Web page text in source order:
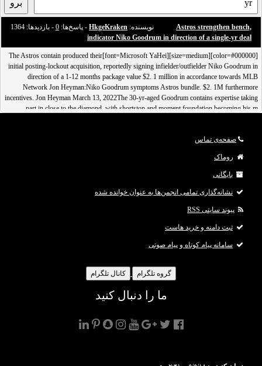
نویسنده: HkgeKraken - پاسخ‌ها: 0 - بازدید‌ها: 1364
Astros strengthen bench,
indicator Niko Goodrum in direction of a single-yr deal
[color=#000000][size=medium][font=Microsoft YaHei]The Astros contain produced their
initial posting-lockout acquisition, reportedly signing infielder/outfielder Niko Goodrum in
direction of a 1-12 months package value $2. 1 million in accordance towards MLB
Network Jon Heyman:Niko Goodrum symptoms Astros bundle. $2. 1M furthermore
incentives. Jon Heyman March 13, 2022The 30-yr-aged Goodrum contains expertise taking
part in close to the diamond, with shortstop and moment foundation becoming his m
صفحه‌ی تماس
روماک
بایگانی
نشانه‌گذاری تمامی انجمن‌ها به عنوان خوانده شده
پیوند سایتی RSS
ثبت دامنه و خرید هاست
سامانه پیام کوتاه و پیام صوتی
گروه تلگرام کانال تلگرام
ما را دنبال کنید